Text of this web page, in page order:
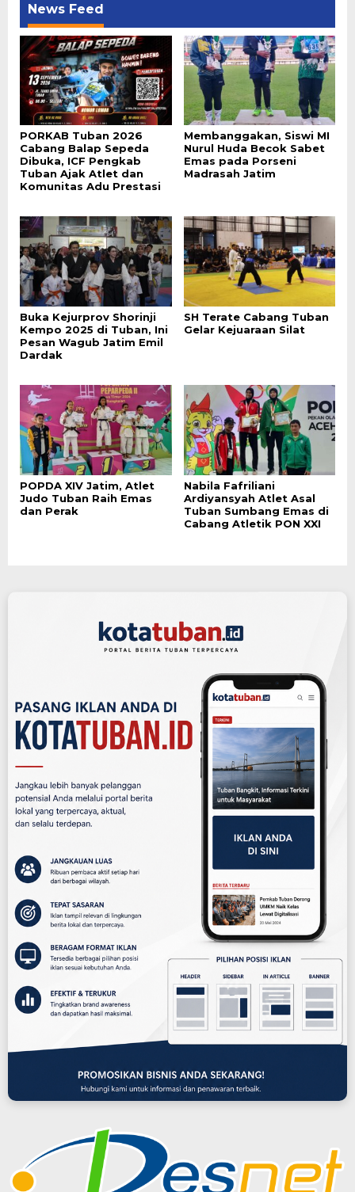
News Feed
PORKAB Tuban 2026
Cabang Balap Sepeda
Dibuka, ICF Pengkab
Tuban Ajak Atlet dan
Komunitas Adu Prestasi
Membanggakan, Siswi MI
Nurul Huda Becok Sabet
Emas pada Porseni
Madrasah Jatim
Buka Kejurprov Shorinji
Kempo 2025 di Tuban, Ini
Pesan Wagub Jatim Emil
Dardak
SH Terate Cabang Tuban
Gelar Kejuaraan Silat
POPDA XIV Jatim, Atlet
Judo Tuban Raih Emas
dan Perak
Nabila Fafriliani
Ardiyansyah Atlet Asal
Tuban Sumbang Emas di
Cabang Atletik PON XXI